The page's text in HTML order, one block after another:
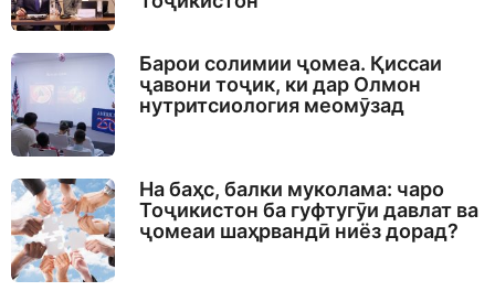
Барои солимии ҷомеа. Қиссаи
ҷавони тоҷик, ки дар Олмон
нутритсиология меомӯзад
На баҳс, балки муколама: чаро
Тоҷикистон ба гуфтугӯи давлат ва
ҷомеаи шаҳрвандӣ ниёз дорад?